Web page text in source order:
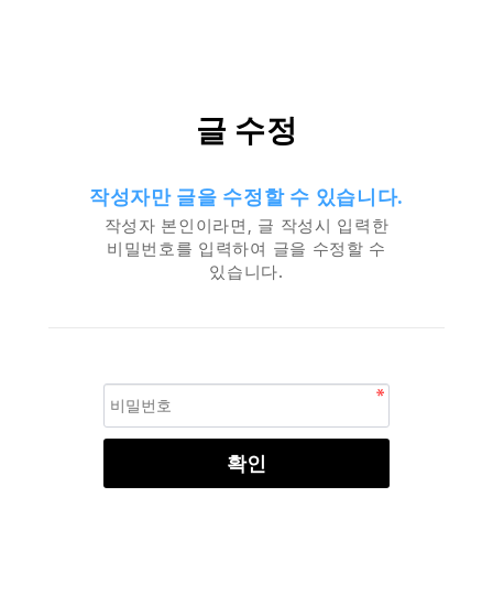
글 수정
작성자만 글을 수정할 수 있습니다.
작성자 본인이라면, 글 작성시 입력한
비밀번호를 입력하여 글을 수정할 수
있습니다.